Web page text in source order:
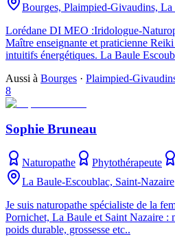
Bourges, Plaimpied-Givaudins,
Lorédane DI MEO :Iridologue-
Maître enseignante et praticienne
intuitifs énergétiques. La Baule
Aussi à Bourges · Plaimpied-
8
Sophie Bruneau
Naturopathe Phytothérapeute
La Baule-Escoublac, Saint-Nazaire
Je suis naturopathe spécialiste de la
Pornichet, La Baule et Saint Nazaire :
poids durable, grossesse etc..